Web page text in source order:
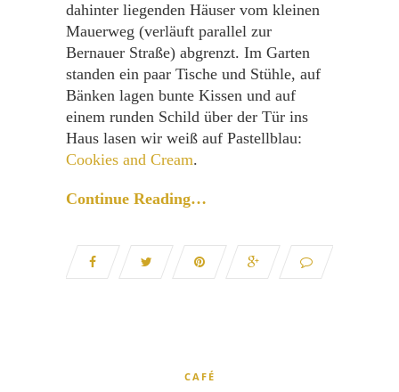
dahinter liegenden Häuser vom kleinen
Mauerweg (verläuft parallel zur
Bernauer Straße) abgrenzt. Im Garten
standen ein paar Tische und Stühle, auf
Bänken lagen bunte Kissen und auf
einem runden Schild über der Tür ins
Haus lasen wir weiß auf Pastellblau:
Cookies and Cream.
Continue Reading…
CAFÉ